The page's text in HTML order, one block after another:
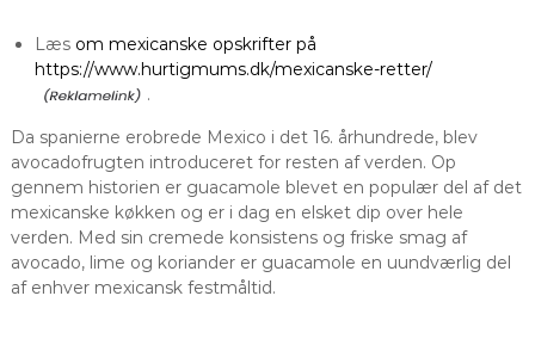
Læs om mexicanske opskrifter på
https://www.hurtigmums.dk/mexicanske-retter/
.
Da spanierne erobrede Mexico i det 16. århundrede, blev
avocadofrugten introduceret for resten af verden. Op
gennem historien er guacamole blevet en populær del af det
mexicanske køkken og er i dag en elsket dip over hele
verden. Med sin cremede konsistens og friske smag af
avocado, lime og koriander er guacamole en uundværlig del
af enhver mexicansk festmåltid.